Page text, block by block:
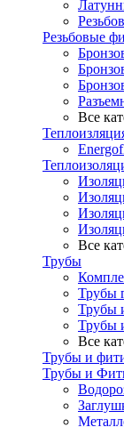
Резьбовые
Все
Все
Трубы
Трубы
Трубы
Трубы
Все
Трубы и
Трубы и